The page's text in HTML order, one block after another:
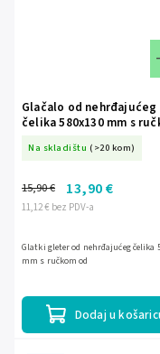
Glačalo od nehrđajućeg
čelika 580x130 mm s
Na skladištu (>20 kom)
11,12 € bez PDV-a
15,90 € 13,90 €
Dodaj u
Glatki gleter od nehrđajućeg čelika
mm s ručkom od